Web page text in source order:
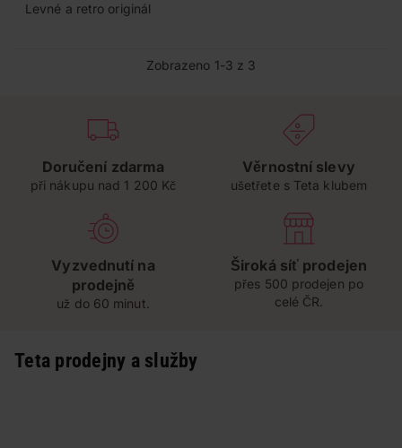
Levné a retro originál
Zobrazeno 1-3 z 3
Doručení zdarma
při nákupu nad 1 200 Kč
Věrnostní slevy
ušetřete s Teta klubem
Vyzvednutí na
prodejně
už do 60 minut.
Široká síť prodejen
přes 500 prodejen po
celé ČR.
Teta prodejny a služby